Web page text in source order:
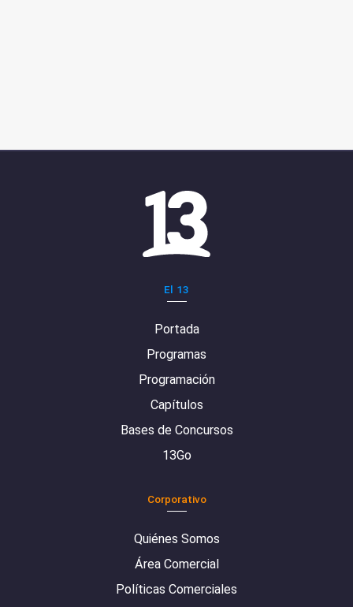
El 13
Portada
Programas
Programación
Capítulos
Bases de Concursos
13Go
Corporativo
Quiénes Somos
Área Comercial
Políticas Comerciales